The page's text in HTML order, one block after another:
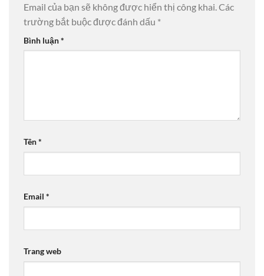
Email của bạn sẽ không được hiển thị công khai. Các
trường bắt buộc được đánh dấu *
Bình luận*
Tên*
Email *
Trang web